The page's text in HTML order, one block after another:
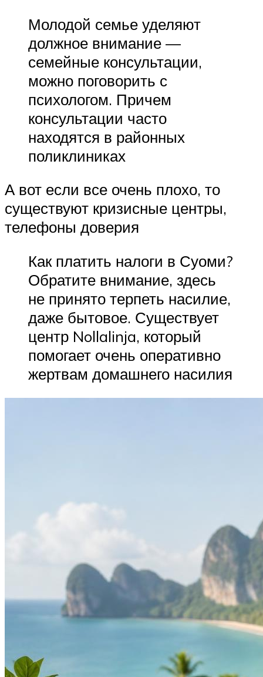
Молодой семье уделяют
должное внимание —
семейные консультации,
можно поговорить с
психологом. Причем
консультации часто
находятся в районных
поликлиниках
А вот если все очень плохо, то
существуют кризисные центры,
телефоны доверия
Как платить налоги в Суоми?
Обратите внимание, здесь
не принято терпеть насилие,
даже бытовое. Существует
центр Nollalinja, который
помогает очень оперативно
жертвам домашнего насилия